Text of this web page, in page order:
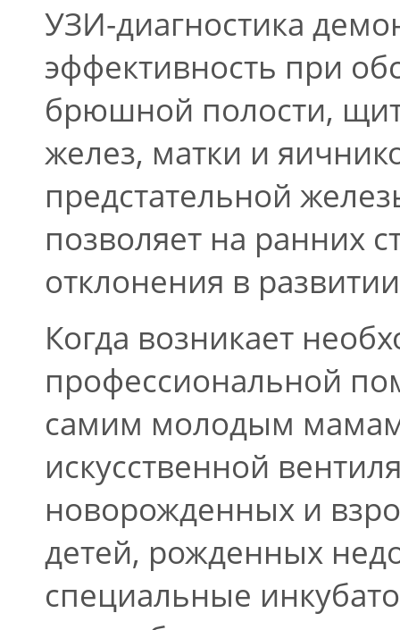
УЗИ-диагностика
эффективность при
брюшной полости,
желез, матки и
предстательной
позволяет на ранних
отклонения в
Когда возникает
профессиональной
самим молодым
искусственной
новорожденных и
детей, рожденных
специальные